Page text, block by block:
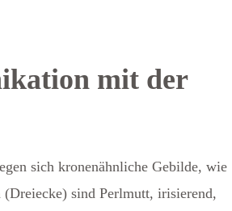
mit der
sich kronenähnliche Gebilde, wie
sind Perlmutt, irisierend,